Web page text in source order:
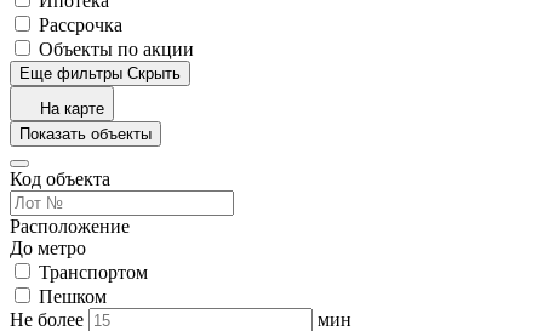
Рассрочка
Объекты по акции
Еще фильтры Скрыть
На карте
Показать объекты
Код объекта
Расположение
До метро
Транспортом
Пешком
Не более
мин